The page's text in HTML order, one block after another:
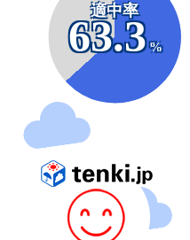
適中率
63.3
%